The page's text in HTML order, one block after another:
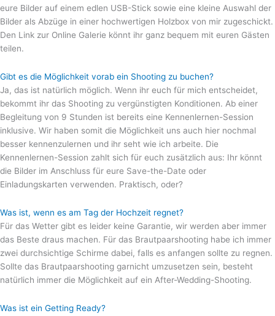
eure Bilder auf einem edlen USB-Stick sowie eine kleine Auswahl der
Bilder als Abzüge in einer hochwertigen Holzbox von mir zugeschickt.
Den Link zur Online Galerie könnt ihr ganz bequem mit euren Gästen
teilen.
Gibt es die Möglichkeit vorab ein Shooting zu buchen?
Ja, das ist natürlich möglich. Wenn ihr euch für mich entscheidet,
bekommt ihr das Shooting zu vergünstigten Konditionen. Ab einer
Begleitung von 9 Stunden ist bereits eine Kennenlernen-Session
inklusive. Wir haben somit die Möglichkeit uns auch hier nochmal
besser kennenzulernen und ihr seht wie ich arbeite. Die
Kennenlernen-Session zahlt sich für euch zusätzlich aus: Ihr könnt
die Bilder im Anschluss für eure Save-the-Date oder
Einladungskarten verwenden. Praktisch, oder?
Was ist, wenn es am Tag der Hochzeit regnet?
Für das Wetter gibt es leider keine Garantie, wir werden aber immer
das Beste draus machen. Für das Brautpaarshooting habe ich immer
zwei durchsichtige Schirme dabei, falls es anfangen sollte zu regnen.
Sollte das Brautpaarshooting garnicht umzusetzen sein, besteht
natürlich immer die Möglichkeit auf ein After-Wedding-Shooting.
Was ist ein Getting Ready?